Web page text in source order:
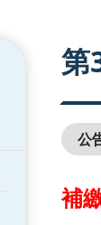
第
公
補